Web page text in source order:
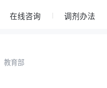
在线咨询 调剂办法
教育部